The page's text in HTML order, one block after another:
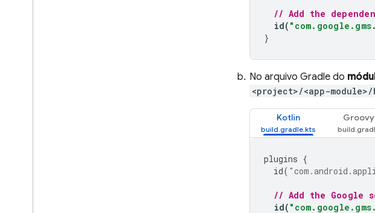
// Add the
id(
}
No arquivo Gradle do
<project>/<app-
Kotlin Groovy
plugins {
id(
// Add the Google
id(